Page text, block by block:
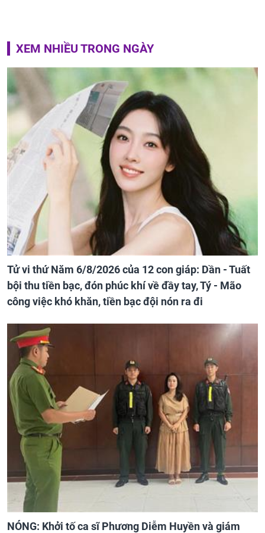
XEM NHIỀU TRONG NGÀY
Tử vi thứ Năm 6/8/2026 của 12 con giáp: Dần - Tuất
bội thu tiền bạc, đón phúc khí về đầy tay, Tý - Mão
công việc khó khăn, tiền bạc đội nón ra đi
NÓNG: Khởi tố ca sĩ Phương Diễm Huyền và giám